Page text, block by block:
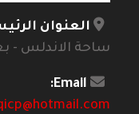
العنوان
ساحة الاندلس -
Email: